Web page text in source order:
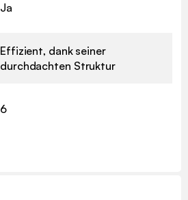
Ja
Effizient, dank seiner
durchdachten Struktur
6